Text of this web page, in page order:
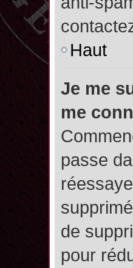
Haut
Je me
me
passe
de
pour